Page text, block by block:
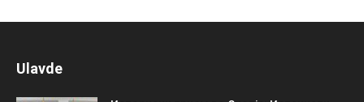
Ulavde